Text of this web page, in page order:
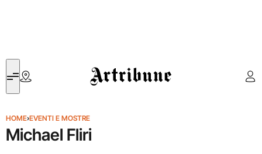
Artribune
HOME›EVENTI E MOSTRE
Michael Fliri